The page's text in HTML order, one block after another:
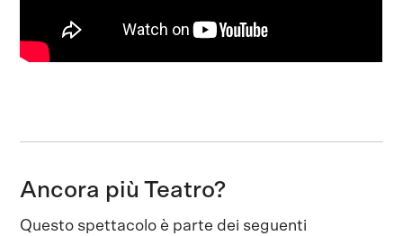
Ancora più Teatro?
Questo spettacolo è parte dei seguenti